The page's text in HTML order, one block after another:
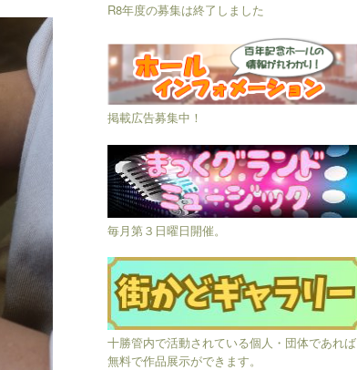
R8年度の募集は終了しました
掲載広告募集中！
毎月第３日曜日開催。
十勝管内で活動されている個人・団体であれば
無料で作品展示ができます。